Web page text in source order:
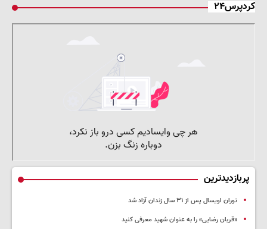
کردپرس۲۴
پربازدیدترین
توران اویسال پس از ۳۱ سال زندان آزاد شد
«قربان رضایی» را به عنوان شهید معرفی کنید